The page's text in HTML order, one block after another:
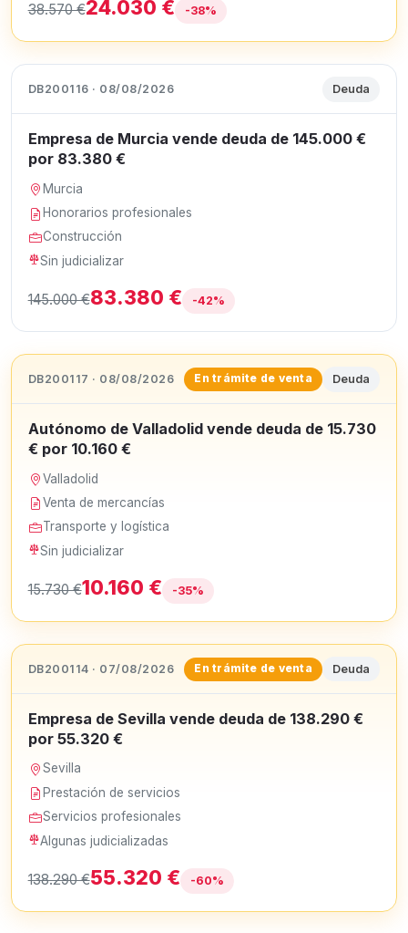
38.570 €24.030 € -38%
DB200116 · 08/08/2026 Deuda
Empresa de Murcia vende deuda de 145.000 €
por 83.380 €
Murcia
Honorarios profesionales
Construcción
Sin judicializar
145.000 €83.380 € -42%
DB200117 · 08/08/2026 En trámite de venta Deuda
Autónomo de Valladolid vende deuda de 15.730
€ por 10.160 €
Valladolid
Venta de mercancías
Transporte y logística
Sin judicializar
15.730 €10.160 € -35%
DB200114 · 07/08/2026 En trámite de venta Deuda
Empresa de Sevilla vende deuda de 138.290 €
por 55.320 €
Sevilla
Prestación de servicios
Servicios profesionales
Algunas judicializadas
138.290 €55.320 € -60%